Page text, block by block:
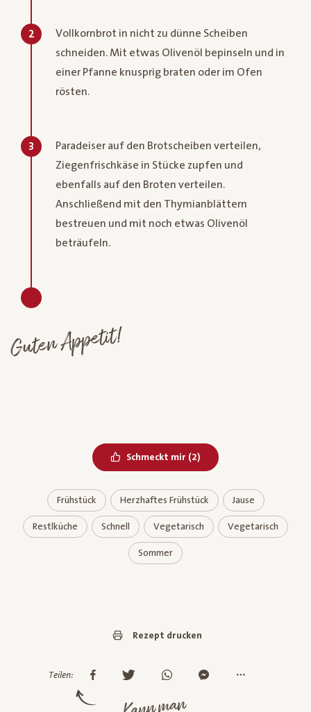
2
Vollkornbrot in nicht zu dünne Scheiben
schneiden. Mit etwas Olivenöl bepinseln und in
einer Pfanne knusprig braten oder im Ofen
rösten.
3
Paradeiser auf den Brotscheiben verteilen,
Ziegenfrischkäse in Stücke zupfen und
ebenfalls auf den Broten verteilen.
Anschließend mit den Thymianblättern
bestreuen und mit noch etwas Olivenöl
beträufeln.
Guten Appetit!
Schmeckt mir Bereits geliked
(2)
Frühstück Herzhaftes Frühstück Jause
Restlküche Schnell Vegetarisch Vegetarisch
Sommer
Rezept drucken
Teilen: